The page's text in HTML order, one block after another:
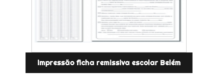
impressão ficha remissiva escolar Belém